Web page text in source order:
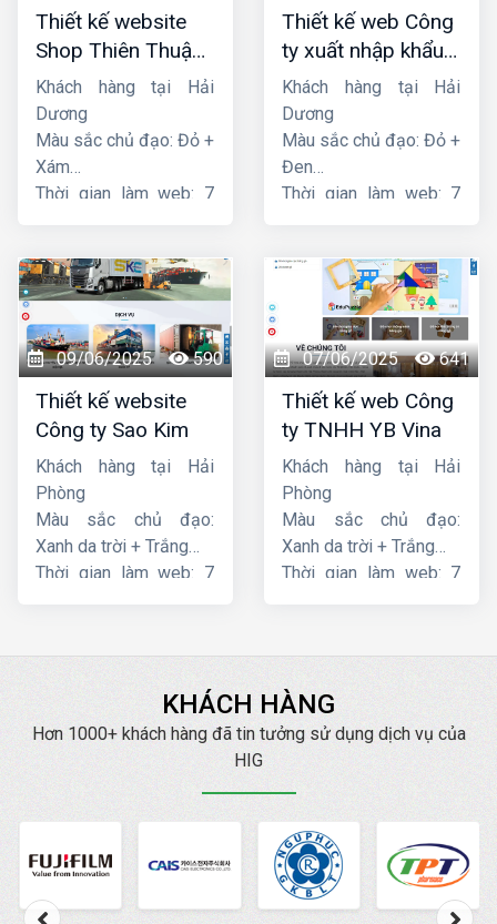
Thiết kế website
Shop Thiên Thuận
Phát
Khách hàng tại Hải
Dương
Màu sắc chủ đạo: Đỏ +
Xám
Thời gian làm web: 7
Thiết kế web Công
ty xuất nhập khẩu
Thiên Thuận Phát
Khách hàng tại Hải
Dương
Màu sắc chủ đạo: Đỏ +
Đen
Thời gian làm web: 7
09/06/2025 590
Thiết kế website
Công ty Sao Kim
Khách hàng tại Hải
Phòng
Màu sắc chủ đạo:
Xanh da trời + Trắng
Thời gian làm web: 7
07/06/2025 641
Thiết kế web Công
ty TNHH YB Vina
Khách hàng tại Hải
Phòng
Màu sắc chủ đạo:
Xanh da trời + Trắng
Thời gian làm web: 7
KHÁCH HÀNG
Hơn 1000+ khách hàng đã tin tưởng sử dụng dịch vụ của
HIG